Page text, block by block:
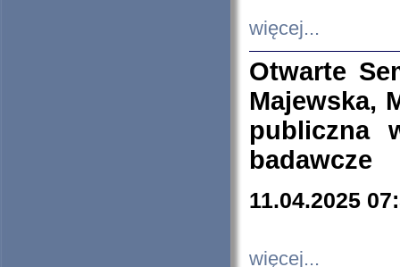
więcej...
Otwarte
Majewska,
publiczna
badawcze
11.04.2025
więcej...